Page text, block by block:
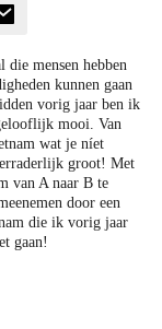
mensen hebben
kunnen gaan
vorig jaar ben ik
mooi. Van
wat je níet
groot! Met
van A naar B te
door een
die ik vorig jaar
gaan!